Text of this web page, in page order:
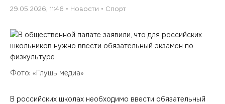
29.05.2026, 11:46 Новости Спорт
Фото: «Глушь медиа»
В российских школах необходимо ввести обязательный